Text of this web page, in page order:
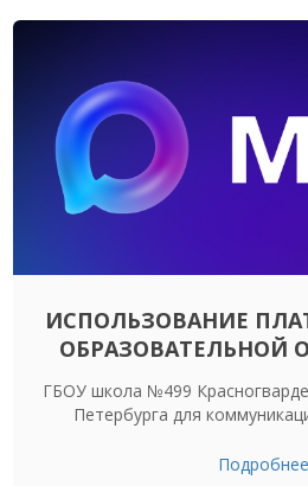
ИСПОЛЬЗОВАНИЕ
ОБРАЗОВАТЕЛЬНОЙ
ГБОУ школа №499
Петербурга для
Подробнее